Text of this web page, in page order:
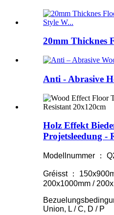
20mm Thicknes
Anti - Abrasive
Holz Effekt
Projetsleedung -
Modellnummer ：
Gréisst ：
200x1000mm /
Union, L / C, D / P